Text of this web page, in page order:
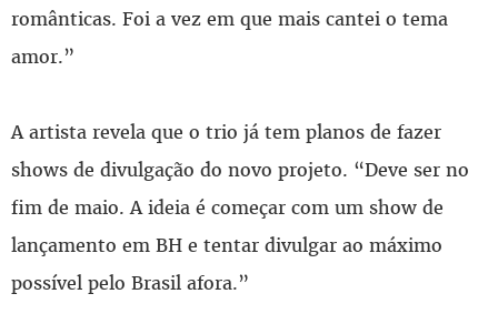
românticas. Foi a vez em que mais cantei o tema
amor.”
A artista revela que o trio já tem planos de fazer
shows de divulgação do novo projeto. “Deve ser no
fim de maio. A ideia é começar com um show de
lançamento em BH e tentar divulgar ao máximo
possível pelo Brasil afora.”